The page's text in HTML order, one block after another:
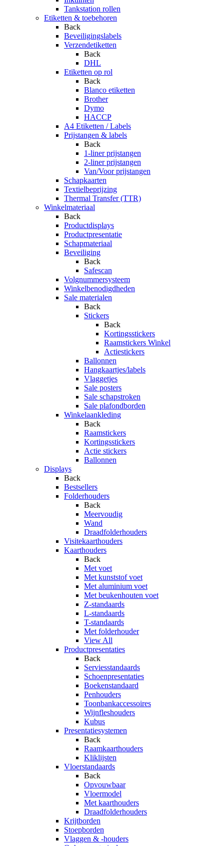
Tankstation rollen
Etiketten & toebehoren
Back
Beveiligingslabels
Verzendetiketten
Back
DHL
Etiketten op rol
Back
Blanco etiketten
Brother
Dymo
HACCP
A4 Etiketten / Labels
Prijstangen & labels
Back
1-liner prijstangen
2-liner prijstangen
Van/Voor prijstangen
Schapkaarten
Textielbeprijzing
Thermal Transfer (TTR)
Winkelmateriaal
Back
Productdisplays
Productpresentatie
Schapmateriaal
Beveiliging
Back
Safescan
Volgnummersysteem
Winkelbenodigdheden
Sale materialen
Back
Stickers
Back
Kortingsstickers
Raamstickers Winkel
Actiestickers
Ballonnen
Hangkaartjes/labels
Vlaggetjes
Sale posters
Sale schapstroken
Sale plafondborden
Winkelaankleding
Back
Raamstickers
Kortingsstickers
Actie stickers
Ballonnen
Displays
Back
Bestsellers
Folderhouders
Back
Meervoudig
Wand
Draadfolderhouders
Visitekaarthouders
Kaarthouders
Back
Met voet
Met kunststof voet
Met aluminium voet
Met beukenhouten voet
Z-standaards
L-standaards
T-standaards
Met folderhouder
View All
Productpresentaties
Back
Serviesstandaards
Schoenpresentaties
Boekenstandaard
Penhouders
Toonbankaccessoires
Wijnfleshouders
Kubus
Presentatiesystemen
Back
Raamkaarthouders
Kliklijsten
Vloerstandaards
Back
Opvouwbaar
Vloermodel
Met kaarthouders
Draadfolderhouders
Krijtborden
Stoepborden
Vlaggen & -houders